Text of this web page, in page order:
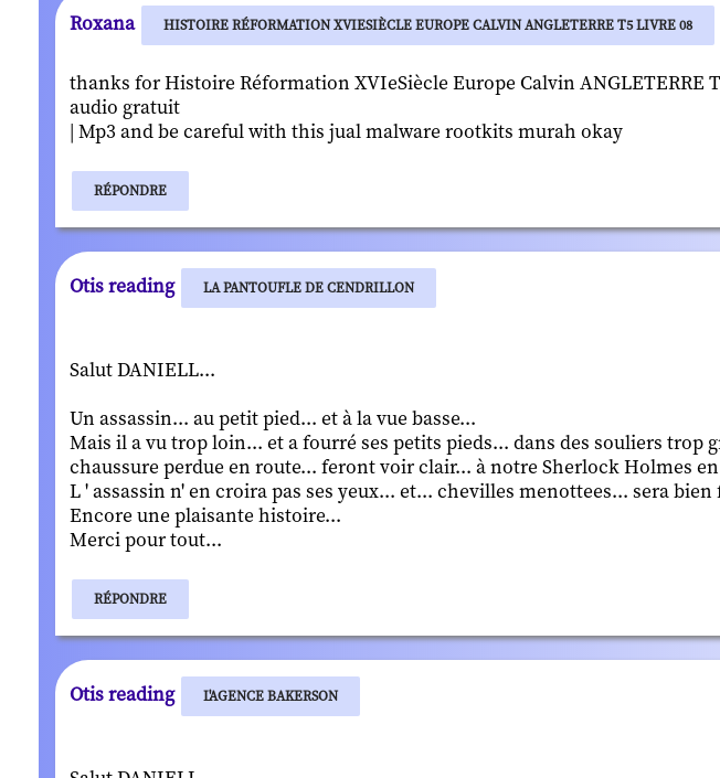
Roxana HISTOIRE RÉFORMATION XVIESIÈCLE EUROPE CALVIN ANGLETERRE T5 LIVRE 08
thanks for Histoire Réformation XVIeSiècle Europe Calvin ANGLETERRE
audio gratuit
| Mp3 and be careful with this jual malware rootkits murah okay
RÉPONDRE
Otis reading LA PANTOUFLE DE CENDRILLON
Salut DANIELL...
Un assassin... au petit pied... et à la vue basse...
Mais il a vu trop loin... et a fourré ses petits pieds... dans des souliers trop
chaussure perdue en route... feront voir clair... à notre Sherlock Holmes
L ' assassin n' en croira pas ses yeux... et... chevilles menottees... sera
Encore une plaisante histoire...
Merci pour tout...
RÉPONDRE
Otis reading L'AGENCE BAKERSON